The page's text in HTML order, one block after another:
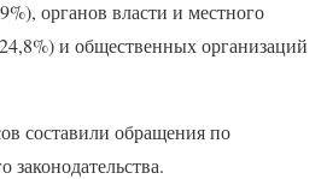
органов власти и местного
и общественных организаций
составили обращения по